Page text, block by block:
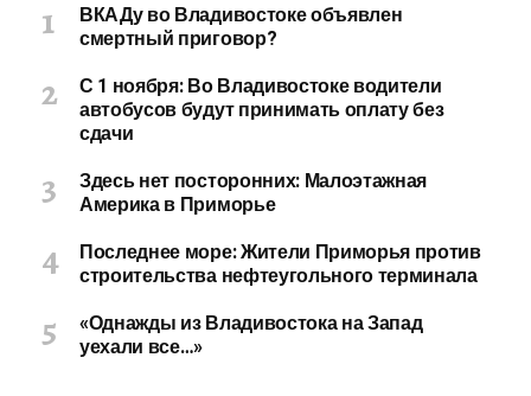
ВКАДу во Владивостоке объявлен
смертный приговор?
С 1 ноября: Во Владивостоке водители
автобусов будут принимать оплату без
сдачи
Здесь нет посторонних: Малоэтажная
Америка в Приморье
Последнее море: Жители Приморья против
строительства нефтеугольного терминала
«Однажды из Владивостока на Запад
уехали все…»